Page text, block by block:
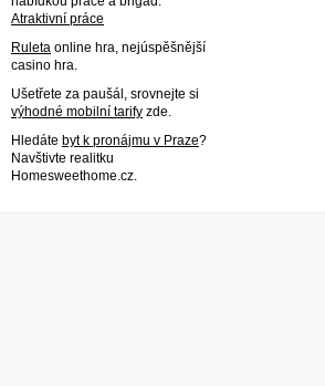
Atraktivní práce
Ruleta online hra, nejúspěšnější
casino hra.
Ušetřete za paušál, srovnejte si
výhodné mobilní tarify zde.
Hledáte byt k pronájmu v Praze?
Navštivte realitku
Homesweethome.cz.